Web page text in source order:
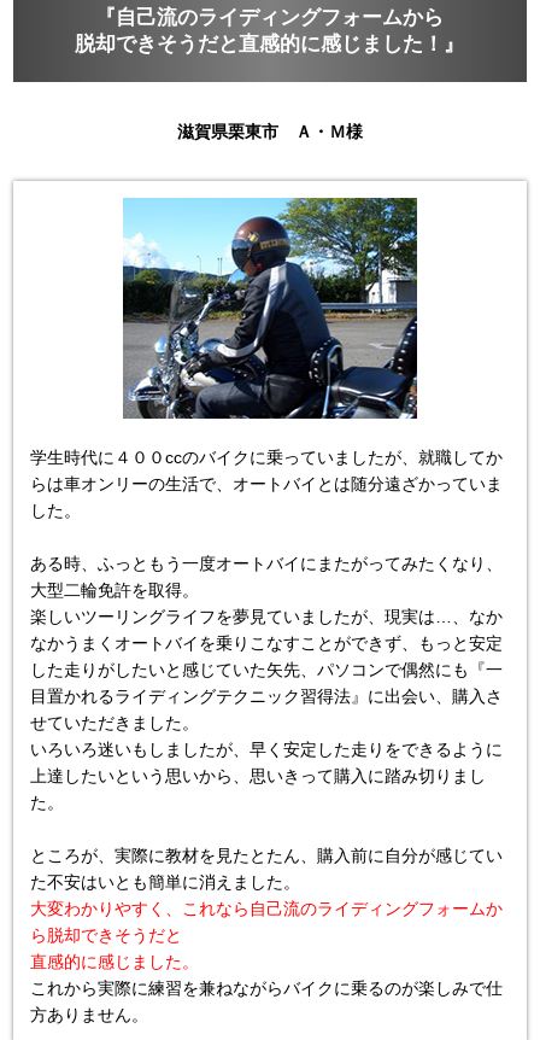
『自己流のライディングフォームから
脱却できそうだと直感的に感じました！』
滋賀県栗東市 Ａ・Ｍ様
学生時代に４００ccのバイクに乗っていましたが、就職してか
らは車オンリーの生活で、オートバイとは随分遠ざかっていま
した。
ある時、ふっともう一度オートバイにまたがってみたくなり、
大型二輪免許を取得。
楽しいツーリングライフを夢見ていましたが、現実は…、なか
なかうまくオートバイを乗りこなすことができず、もっと安定
した走りがしたいと感じていた矢先、パソコンで偶然にも『一
目置かれるライディングテクニック習得法』に出会い、購入さ
せていただきました。
いろいろ迷いもしましたが、早く安定した走りをできるように
上達したいという思いから、思いきって購入に踏み切りまし
た。
ところが、実際に教材を見たとたん、購入前に自分が感じてい
大変わかりやすく、これなら自己流のライディングフォームか
ら脱却できそうだと
直感的に感じました。
これから実際に練習を兼ねながらバイクに乗るのが楽しみで仕
方ありません。